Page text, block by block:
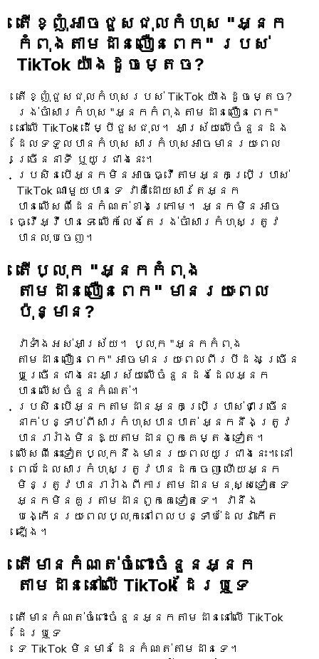
តើខ្ញុំអាចជួសជុលកំហុស "អ្នក
កំពុងតាមដានលឿនពេក" របស់
TikTok យ៉ាងដូចម្តេច?
តើខ្ញុំជួសជុលកំហុសរបស់ TikTok យ៉ាងដូចម្តេច?
រង់ចាំសារកំហុស "អ្នកកំពុងតាមដានលឿនពេក"
នៅលើ TikTok ដើម្បីជួសជុល។ អាស្រ័យ​លើ​ចំនួន​ដង​
ដែល​ទទួល​បាន​កំហុស សារ​កំហុស​អាច​មាន​រយៈពេល​
ច្រើន​នាទី ឬ​យូរ​ជាង​នេះ។
ប្រសិនបើអ្នកមិនអាចធ្វើតាមអ្នកប្រើប្រាស់
TikTok ណាមួយបានទេ វាគឺដោយសារតែអ្នក
បានលើសពីដែនកំណត់ខាងក្រោម។ អ្នក​មិន​អាច​
ធ្វើ​អ្វី​បាន​ទេ លើក​លែង​តែ​រង់ចាំ​សារ​កំហុស​ត្រូវ​
បាន​លុប​ចេញ។
តើប្លុក "អ្នកកំពុង
តាមដានលឿនពេក" មានរយៈពេល
ប៉ុន្មាន?
វាទាំងអស់អាស្រ័យ។ ប្លុក "អ្នកកំពុង
តាមដានលឿនពេក" អាចមានរយៈពេលពីរបីដង ច្រើន
ឬច្រើនជាងនេះ អាស្រ័យលើចំនួនដងដែលអ្នក
បានលើសចំនួនកំណត់។
ប្រសិនបើអ្នកតាមដានអ្នកប្រើប្រាស់ជាច្រើន
នាក់បន្ទាប់ពីសារកំហុសបានបាត់ អ្នកនឹងត្រូវ
បានរារាំងមិនឱ្យតាមដានពួកគេម្តងទៀត។
លើសពីនេះទៀតប្លុកនឹងមានរយៈពេលយូរជាងនេះ។ នៅ
ពេលដែលសារកំហុសត្រូវបានដកចេញ ហើយអ្នក
មិនត្រូវបានរារាំងពីការតាមដានមនុស្សទៀតទេ
អ្នកមិនគួរតាមដានពួកគេទៀតទេ។ វា​នឹង​
បង្កើន​រយៈពេល​ប្លុក​នៅពេល​បន្ទាប់​ដែល​វា​កើត
ឡើង។
តើមានកំណត់ចំពោះចំនួនអ្នក
តាមដាននៅលើ TikTok ដែរឬទេ
តើមានកំណត់ចំពោះចំនួនអ្នកតាមដាននៅលើ TikTok
ដែរឬទេ
ទេ TikTok មិនមានដែនកំណត់តាមដានទេ។